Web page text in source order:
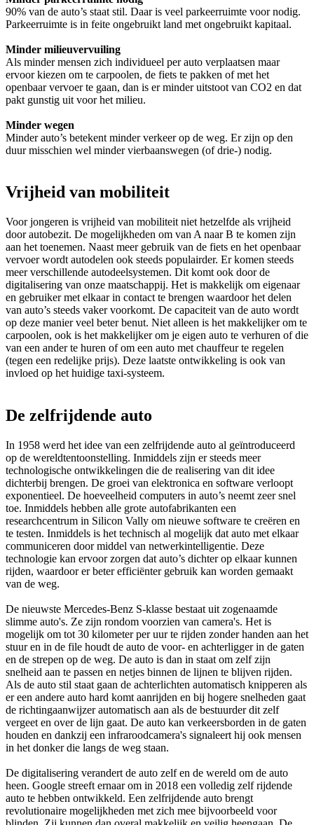
90% van de auto’s staat stil. Daar is veel parkeerruimte voor nodig.
Parkeerruimte is in feite ongebruikt land met ongebruikt kapitaal.
Minder milieuvervuiling
Als minder mensen zich individueel per auto verplaatsen maar
ervoor kiezen om te carpoolen, de fiets te pakken of met het
openbaar vervoer te gaan, dan is er minder uitstoot van CO2 en dat
pakt gunstig uit voor het milieu.
Minder wegen
Minder auto’s betekent minder verkeer op de weg. Er zijn op den
duur misschien wel minder vierbaanswegen (of drie-) nodig.
Vrijheid van mobiliteit
Voor jongeren is vrijheid van mobiliteit niet hetzelfde als vrijheid
door autobezit. De mogelijkheden om van A naar B te komen zijn
aan het toenemen. Naast meer gebruik van de fiets en het openbaar
vervoer wordt autodelen ook steeds populairder. Er komen steeds
meer verschillende autodeelsystemen. Dit komt ook door de
digitalisering van onze maatschappij. Het is makkelijk om eigenaar
en gebruiker met elkaar in contact te brengen waardoor het delen
van auto’s steeds vaker voorkomt. De capaciteit van de auto wordt
op deze manier veel beter benut. Niet alleen is het makkelijker om te
carpoolen, ook is het makkelijker om je eigen auto te verhuren of die
van een ander te huren of om een auto met chauffeur te regelen
(tegen een redelijke prijs). Deze laatste ontwikkeling is ook van
invloed op het huidige taxi-systeem.
De zelfrijdende auto
In 1958 werd het idee van een zelfrijdende auto al geïntroduceerd
op de wereldtentoonstelling. Inmiddels zijn er steeds meer
technologische ontwikkelingen die de realisering van dit idee
dichterbij brengen. De groei van elektronica en software verloopt
exponentieel. De hoeveelheid computers in auto’s neemt zeer snel
toe. Inmiddels hebben alle grote autofabrikanten een
researchcentrum in Silicon Vally om nieuwe software te creëren en
te testen. Inmiddels is het technisch al mogelijk dat auto met elkaar
communiceren door middel van netwerkintelligentie. Deze
technologie kan ervoor zorgen dat auto’s dichter op elkaar kunnen
rijden, waardoor er beter efficiënter gebruik kan worden gemaakt
van de weg.
De nieuwste Mercedes-Benz S-klasse bestaat uit zogenaamde
slimme auto's. Ze zijn rondom voorzien van camera's. Het is
mogelijk om tot 30 kilometer per uur te rijden zonder handen aan het
stuur en in de file houdt de auto de voor- en achterligger in de gaten
en de strepen op de weg. De auto is dan in staat om zelf zijn
snelheid aan te passen en netjes binnen de lijnen te blijven rijden.
Als de auto stil staat gaan de achterlichten automatisch knipperen als
er een andere auto hard komt aanrijden en bij hogere snelheden gaat
de richtingaanwijzer automatisch aan als de bestuurder dit zelf
vergeet en over de lijn gaat. De auto kan verkeersborden in de gaten
houden en dankzij een infraroodcamera's signaleert hij ook mensen
in het donker die langs de weg staan.
De digitalisering verandert de auto zelf en de wereld om de auto
heen. Google streeft ernaar om in 2018 een volledig zelf rijdende
auto te hebben ontwikkeld. Een zelfrijdende auto brengt
revolutionaire mogelijkheden met zich mee bijvoorbeeld voor